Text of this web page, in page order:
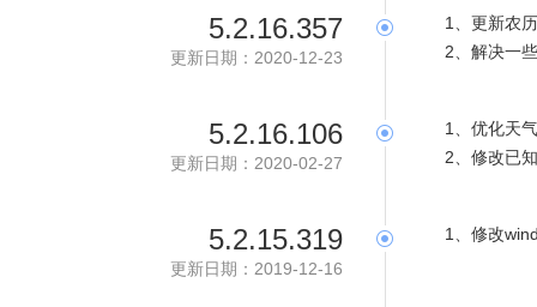
5.2.16.357
更新日期：2020-12-23
1、更新农
2、解决一
5.2.16.106
更新日期：2020-02-27
1、优化天
2、修改已
5.2.15.319
更新日期：2019-12-16
1、修改